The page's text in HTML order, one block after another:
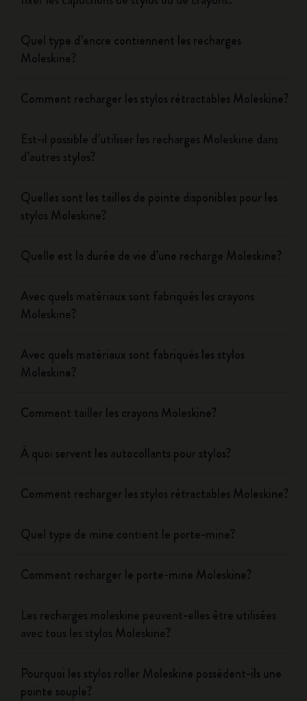
Quel type d’encre contiennent les recharges
Moleskine?
Comment recharger les stylos rétractables Moleskine?
Est-il possible d’utiliser les recharges Moleskine dans
d’autres stylos?
Quelles sont les tailles de pointe disponibles pour les
stylos Moleskine?
Quelle est la durée de vie d’une recharge Moleskine?
Avec quels matériaux sont fabriqués les crayons
Moleskine?
Avec quels matériaux sont fabriqués les stylos
Moleskine?
Comment tailler les crayons Moleskine?
À quoi servent les autocollants pour stylos?
Comment recharger les stylos rétractables Moleskine?
Quel type de mine contient le porte-mine?
Comment recharger le porte-mine Moleskine?
Les recharges moleskine peuvent-elles être utilisées
avec tous les stylos Moleskine?
Pourquoi les stylos roller Moleskine possèdent-ils une
pointe souple?